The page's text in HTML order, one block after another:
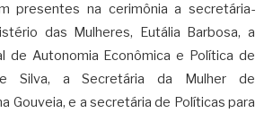
presentes na cerimônia a secretária-
das Mulheres, Eutália Barbosa, a
de Autonomia Econômica e Política de
Silva, a Secretária da Mulher de
Gouveia, e a secretária de Políticas para